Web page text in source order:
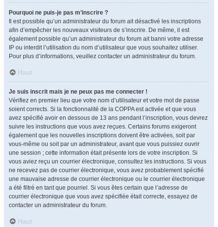
Pourquoi ne puis-je pas m’inscrire ?
Il est possible qu’un administrateur du forum ait désactivé les inscriptions
afin d’empêcher les nouveaux visiteurs de s’inscrire. De même, il est
également possible qu’un administrateur du forum ait banni votre adresse
IP ou interdit l’utilisation du nom d’utilisateur que vous souhaitez utiliser.
Pour plus d’informations, veuillez contacter un administrateur du forum.
Haut
Je suis inscrit mais je ne peux pas me connecter !
Vérifiez en premier lieu que votre nom d’utilisateur et votre mot de passe
soient corrects. Si la fonctionnalité de la COPPA est activée et que vous
avez spécifié avoir en dessous de 13 ans pendant l’inscription, vous devrez
suivre les instructions que vous avez reçues. Certains forums exigeront
également que les nouvelles inscriptions doivent être activées, soit par
vous-même ou soit par un administrateur, avant que vous puissiez ouvrir
une session ; cette information était présente lors de votre inscription. Si
vous aviez reçu un courrier électronique, consultez les instructions. Si vous
ne recevez pas de courrier électronique, vous avez probablement spécifié
une mauvaise adresse de courrier électronique ou le courrier électronique
a été filtré en tant que pourriel. Si vous êtes certain que l’adresse de
courrier électronique que vous avez spécifiée était correcte, essayez de
contacter un administrateur du forum.
Haut